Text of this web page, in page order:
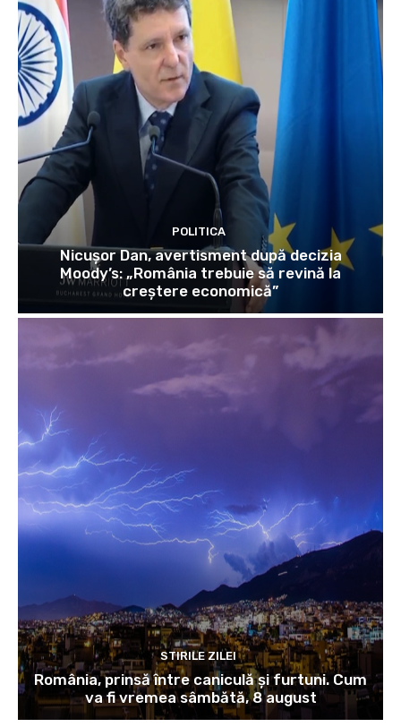
POLITICA
Nicușor Dan, avertisment după decizia
Moody’s: „România trebuie să revină la
creștere economică”
STIRILE ZILEI
România, prinsă între caniculă și furtuni. Cum
va fi vremea sâmbătă, 8 august